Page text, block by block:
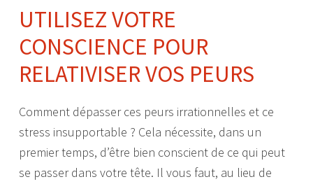
UTILISEZ VOTRE
CONSCIENCE POUR
RELATIVISER VOS PEURS
Comment dépasser ces peurs irrationnelles et ce
stress insupportable ? Cela nécessite, dans un
premier temps, d’être bien conscient de ce qui peut
se passer dans votre tête. Il vous faut, au lieu de